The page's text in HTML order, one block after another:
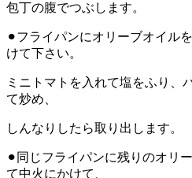
包丁の腹でつぶします。
⚫︎フライパンにオリーブオイル
けて下さい。
ミニトマトを入れて塩をふり、
て炒め、
しんなりしたら取り出します。
⚫︎同じフライパンに残りのオリ
て中火にかけて、